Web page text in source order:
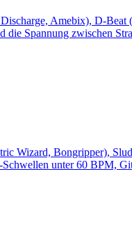
Amebix), D-
Spannung zwischen
Wizard, Bongripper),
unter 60 BPM,